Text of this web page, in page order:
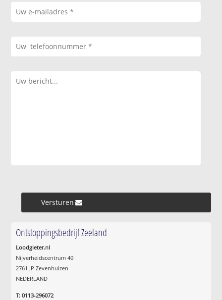
Versturen »
Ontstoppingsbedrijf Zeeland
Loodgieter.nl
Nijverheidscentrum 40
2761 JP Zevenhuizen
NEDERLAND
T: 0113-296072